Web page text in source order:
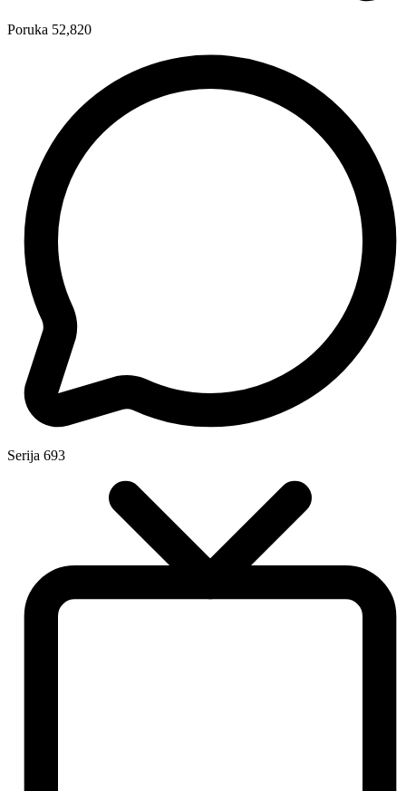
Poruka 52,820
Serija 693